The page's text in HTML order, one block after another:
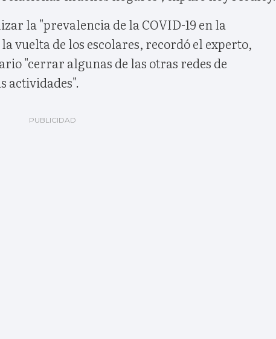
la "prevalencia de la COVID-19 en la
vuelta de los escolares, recordó el experto,
"cerrar algunas de las otras redes de
actividades".